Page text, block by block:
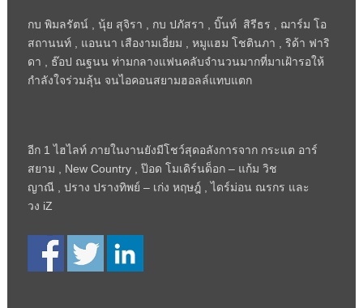
กบ พิมลรัตน์ นุ้ย สุจิรา กบ ปภัสรา บิ๊นท์ สิรีธร
ฌาร์ม โอ
สถานนท์
แอนนา เสืองามเอี่ยม หมูแฮม โชตินภา
ริด้า ฟาริ
ดา
ธ๊อป ณฐนน ท่ามกลางแฟนคลับจำนวนมากที่มาเฝ้ารอให้
กำลังใจร่วมลุ้น จนไอคอนสยามฮอลล์แทบแตก
อีก 1 ไฮไลท์ ภายในงานยังมีโชว์สุดอลังการจาก กระแต อาร์
สยาม
, New Country , ป๊อด โมเดิร์นด็อก – แก้ม วิช
ญาณี
ปราง ปรางทิพย์ – เก่ง หฤษฎ์ ,ไดร์ม่อน ณรกร และ
วง iZ